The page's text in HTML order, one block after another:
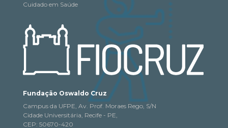
Cuidado em Saúde
Fundação Oswaldo Cruz
Campus da UFPE, Av. Prof. Moraes Rego, S/N
Cidade Universitária, Recife - PE,
CEP: 50670-420